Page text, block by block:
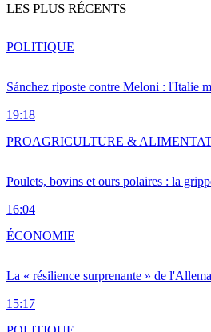
LES PLUS RÉCENTS
Sánchez riposte contre Meloni : l'Italie
19:18
POLITIQUE
Poulets, bovins et ours polaires : la
16:04
PROAGRICULTURE &
La « résilience surprenante » de
15:17
ÉCONOMIE